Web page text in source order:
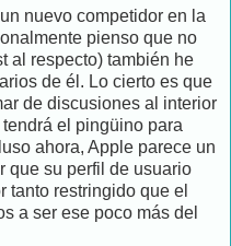
nuevo competidor en la
pienso que no
al respecto) también he
de él. Lo cierto es que
de discusiones al interior
el pingüino para
ahora, Apple parece un
que su perfil de usuario
tanto restringido que el
a ser ese poco más del